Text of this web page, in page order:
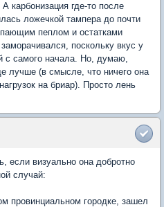
карбонизация где-то после
ложечкой тампера до почти
пеплом и остатками
поскольку вкус у
с самого начала. Но, думаю,
лучше (в смысле, что ничего она
на бриар). Просто лень
если визуально она добротно
случай:
провинциальном городке, зашел